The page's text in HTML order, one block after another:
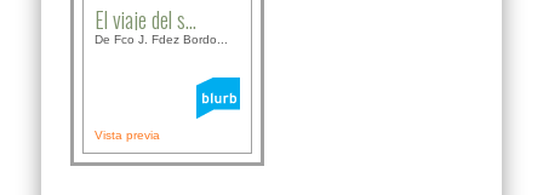
El viaje del s...
De Fco J. Fdez Bordo...
Vista previa